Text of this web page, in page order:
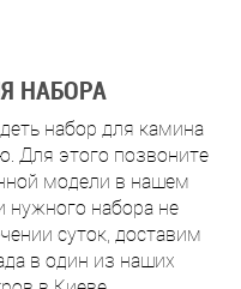
НАБОРА
набор для камина
Для этого позвоните
модели в нашем
нужного набора не
суток, доставим
в один из наших